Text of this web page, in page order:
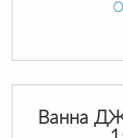
Ванна